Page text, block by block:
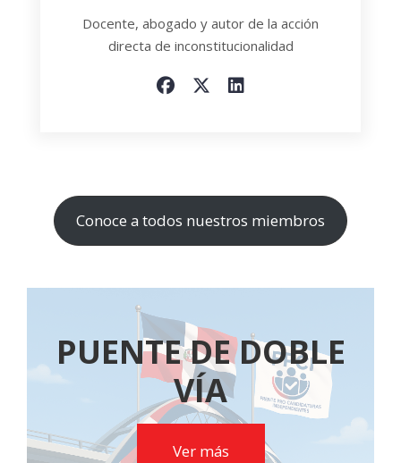
Docente, abogado y autor de la acción
directa de inconstitucionalidad
Conoce a todos nuestros miembros
PUENTE DE DOBLE
VÍA
Ver más